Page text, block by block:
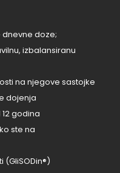
doze;
izbalansiranu
na njegove sastojke
dojenja
godina
ste na